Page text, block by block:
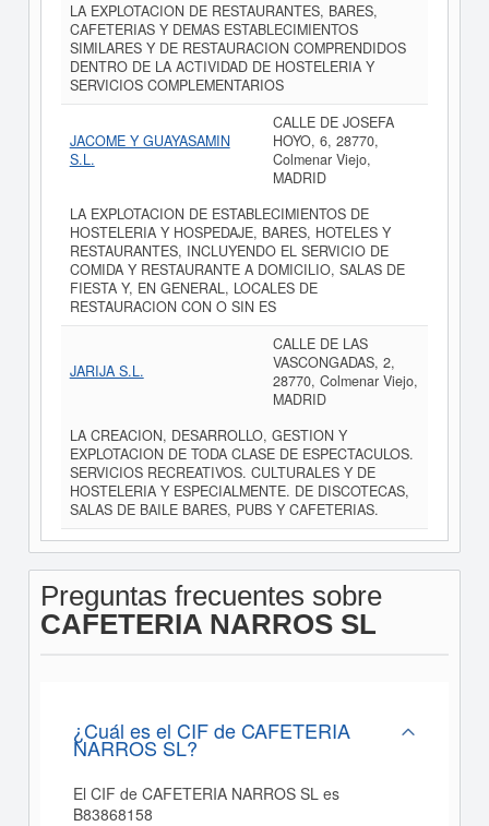
LA EXPLOTACION DE RESTAURANTES, BARES,
CAFETERIAS Y DEMAS ESTABLECIMIENTOS
SIMILARES Y DE RESTAURACION COMPRENDIDOS
DENTRO DE LA ACTIVIDAD DE HOSTELERIA Y
SERVICIOS COMPLEMENTARIOS
JACOME Y GUAYASAMIN
S.L.
CALLE DE JOSEFA
HOYO, 6, 28770,
Colmenar Viejo,
MADRID
LA EXPLOTACION DE ESTABLECIMIENTOS DE
HOSTELERIA Y HOSPEDAJE, BARES, HOTELES Y
RESTAURANTES, INCLUYENDO EL SERVICIO DE
COMIDA Y RESTAURANTE A DOMICILIO, SALAS DE
FIESTA Y, EN GENERAL, LOCALES DE
RESTAURACION CON O SIN ES
JARIJA S.L.
CALLE DE LAS
VASCONGADAS, 2,
28770, Colmenar Viejo,
MADRID
LA CREACION, DESARROLLO, GESTION Y
EXPLOTACION DE TODA CLASE DE ESPECTACULOS.
SERVICIOS RECREATIVOS. CULTURALES Y DE
HOSTELERIA Y ESPECIALMENTE. DE DISCOTECAS,
SALAS DE BAILE BARES, PUBS Y CAFETERIAS.
Preguntas frecuentes sobre
CAFETERIA NARROS SL
¿Cuál es el CIF de CAFETERIA
NARROS SL?
El CIF de CAFETERIA NARROS SL es
B83868158